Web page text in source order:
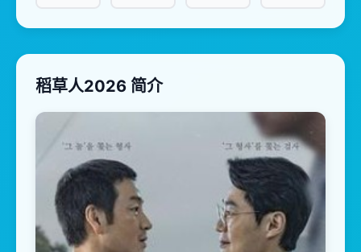
稻草人2026 简介